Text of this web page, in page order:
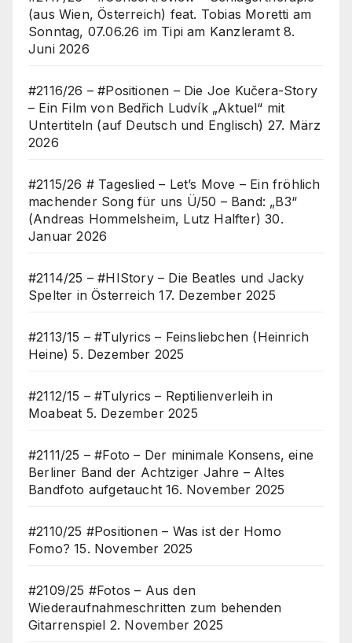
(aus Wien, Österreich) feat. Tobias Moretti am
Sonntag, 07.06.26 im Tipi am Kanzleramt 8.
Juni 2026
#2116/26 – #Positionen – Die Joe Kučera-Story
– Ein Film von Bedřich Ludvík „Aktuel“ mit
Untertiteln (auf Deutsch und Englisch) 27. März
2026
#2115/26 # Tageslied – Let’s Move – Ein fröhlich
machender Song für uns Ü/50 – Band: „B3“
(Andreas Hommelsheim, Lutz Halfter) 30.
Januar 2026
#2114/25 – #HIStory – Die Beatles und Jacky
Spelter in Österreich 17. Dezember 2025
#2113/15 – #Tulyrics – Feinsliebchen (Heinrich
Heine) 5. Dezember 2025
#2112/15 – #Tulyrics – Reptilienverleih in
Moabeat 5. Dezember 2025
#2111/25 – #Foto – Der minimale Konsens, eine
Berliner Band der Achtziger Jahre – Altes
Bandfoto aufgetaucht 16. November 2025
#2110/25 #Positionen – Was ist der Homo
Fomo? 15. November 2025
#2109/25 #Fotos – Aus den
Wiederaufnahmeschritten zum behenden
Gitarrenspiel 2. November 2025